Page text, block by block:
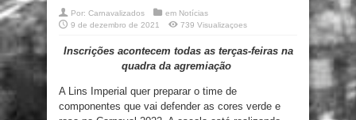
Por: Carnavalizados em Notícias
9 de dezembro de 2021
739 Visualizaçoes
Inscrições acontecem todas as terças-feiras na
quadra da agremiação
A Lins Imperial quer preparar o time de
componentes que vai defender as cores verde e